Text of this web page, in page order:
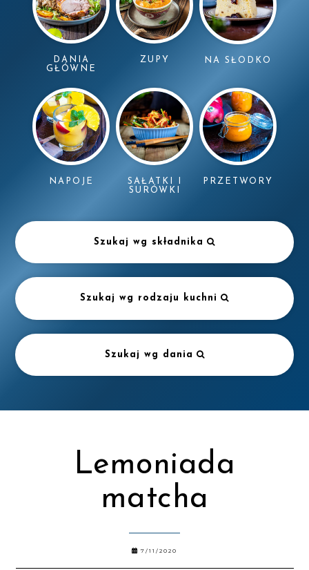
DANIA
GŁÓWNE
ZUPY NA SŁODKO
NAPOJE
SAŁATKI I
SURÓWKI
PRZETWORY
Szukaj wg składnika
Szukaj wg rodzaju kuchni
Szukaj wg dania
Lemoniada
matcha
7/11/2020